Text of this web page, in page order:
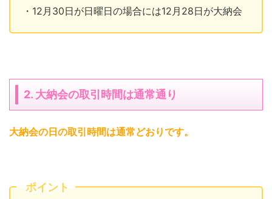
・12月30日が日曜日の場合には12月28日が大納会
2. 大納会の取引時間は通常通り
大納会の日の取引時間は通常どおりです。
ポイント